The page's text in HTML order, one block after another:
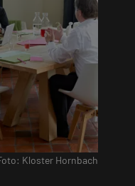
Kloster Hornbach